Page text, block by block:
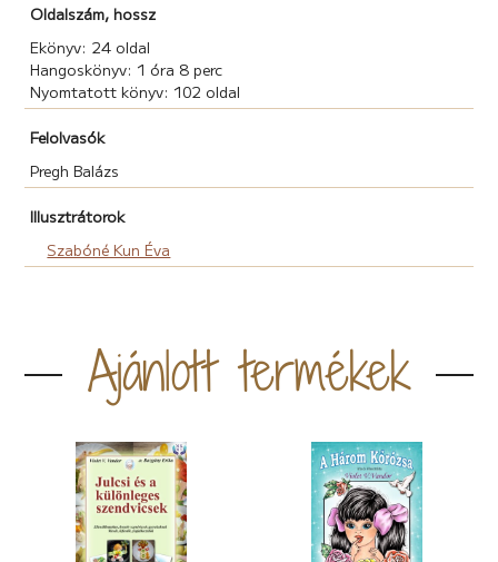
Oldalszám, hossz
Ekönyv: 24 oldal
Hangoskönyv: 1 óra 8 perc
Nyomtatott könyv: 102 oldal
Felolvasók
Pregh Balázs
Illusztrátorok
Szabóné Kun Éva
Ajánlott termékek